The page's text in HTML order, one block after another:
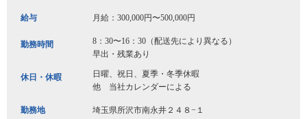
給与 月給：300,000円〜500,000円
勤務時間
8：30〜16：30（配送先により異なる）
早出・残業あり
休日・休暇
日曜、祝日、夏季・冬季休暇
他 当社カレンダーによる
勤務地 埼玉県所沢市南永井２４８−１